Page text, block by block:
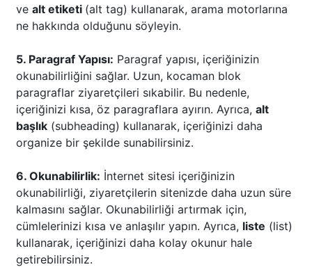
ve alt etiketi (alt tag) kullanarak, arama motorlarına
ne hakkında olduğunu söyleyin.
5. Paragraf Yapısı: Paragraf yapısı, içeriğinizin
okunabilirliğini sağlar. Uzun, kocaman blok
paragraflar ziyaretçileri sıkabilir. Bu nedenle,
içeriğinizi kısa, öz paragraflara ayırın. Ayrıca, alt
başlık (subheading) kullanarak, içeriğinizi daha
organize bir şekilde sunabilirsiniz.
6. Okunabilirlik: İnternet sitesi içeriğinizin
okunabilirliği, ziyaretçilerin sitenizde daha uzun süre
kalmasını sağlar. Okunabilirliği artırmak için,
cümlelerinizi kısa ve anlaşılır yapın. Ayrıca, liste (list)
kullanarak, içeriğinizi daha kolay okunur hale
getirebilirsiniz.